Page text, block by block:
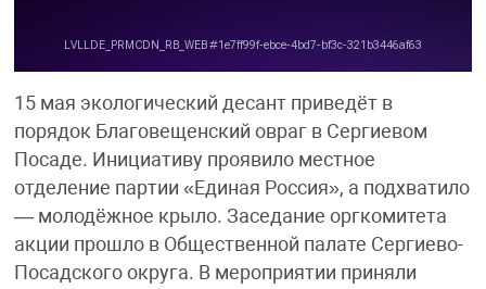
15 мая экологический десант приведёт в
порядок Благовещенский овраг в Сергиевом
Посаде. Инициативу проявило местное
отделение партии «Единая Россия», а подхватило
— молодёжное крыло. Заседание оргкомитета
акции прошло в Общественной палате Сергиево-
Посадского округа. В мероприятии приняли